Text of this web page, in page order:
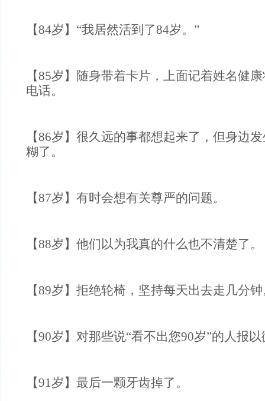
【84岁】“我居然活到了84岁。”
【85岁】随身带着卡片，上面记着姓名健
电话。
【86岁】很久远的事都想起来了，但身边
糊了。
【87岁】有时会想有关尊严的问题。
【88岁】他们以为我真的什么也不清楚了。
【89岁】拒绝轮椅，坚持每天出去走几分
【90岁】对那些说“看不出您90岁”的人报
【91岁】最后一颗牙齿掉了。